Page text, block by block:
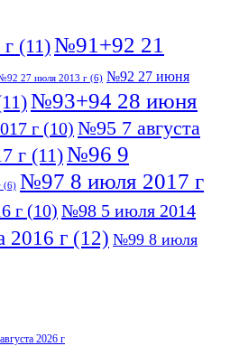
(11)№91+92 21
27 июля 2013 г (6) №92 27 июня
№93+94 28 июня
г (10) №95 7 августа
г (11)№96 9
(6) №97 8 июля 2017 г
г (10) №98 5 июля 2014
2016 г (12) №99 8 июля
2026 г